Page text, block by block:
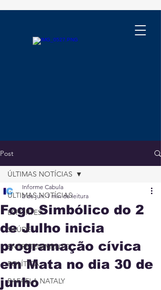
Post
ÚLTIMAS NOTÍCIAS
ESPORTES
SAÚDE
ENTRETENIMENTO
POLÍTICA
RAFAELA NATALY
ÚLTIMAS NOTÍCIAS
Fogo Simbólico do 2
de Julho inicia
programação cívica
em Mata no dia 30 de
junho
Informe Cabula
2 de jun. 1 min de leitura